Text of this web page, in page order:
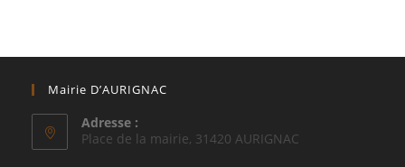
Mairie D’AURIGNAC
Adresse :
Place de la mairie, 31420 AURIGNAC